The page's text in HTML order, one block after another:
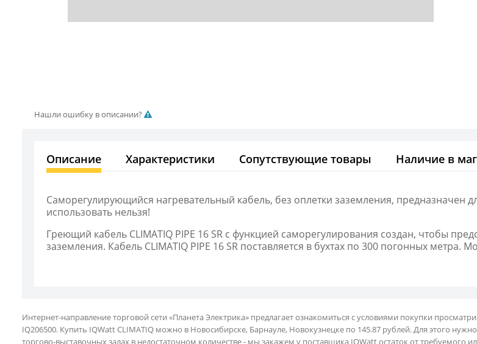
Нашли ошибку в описании?
Описание Характеристики Сопутствующие товары Наличие в
Саморегулирующийся нагревательный кабель, без оплетки заземления, предназначен
использовать нельзя!
Греющий кабель CLIMATIQ PIPE 16 SR с функцией саморегулирования создан, чтобы
заземления. Кабель CLIMATIQ PIPE 16 SR поставляется в бухтах по 300 погонных метра.
Интернет-направление торговой сети «Планета Электрика» предлагает ознакомиться с условиями покупки
IQ206500. Купить IQWatt CLIMATIQ можно в Новосибирске, Барнауле, Новокузнецке по 145.87 рублей. Для этого
торгово-выставочных залах в недостаточном количестве - мы закажем у поставщика IQWatt остаток от